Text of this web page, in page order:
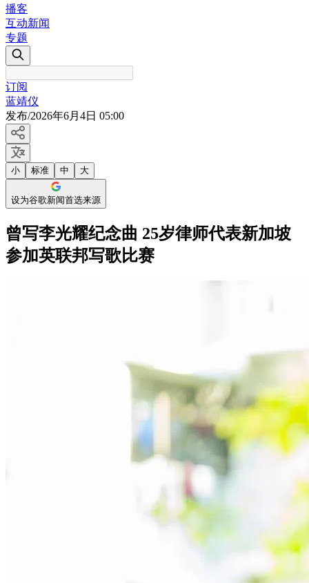
播客
互动新闻
专题
订阅
蓝靖仪
发布/2026年6月4日 05:00
小 标准 中 大
设为谷歌新闻首选来源
曾写李光耀纪念曲 25岁律师代表新加坡
参加英联邦写歌比赛